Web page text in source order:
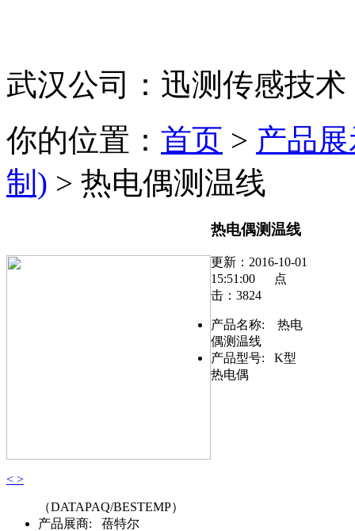
武汉公司：迅测传感技
你的位置： 首页 > 产品
制) > 热电偶测温线
< >
热电偶测温线
更新：2016-10-01
15:51:00 点
击：3824
产品名称:
热电
偶测温线
产品型号: K型
热电偶
（DATAPAQ/BESTEMP）
产品展商: 蓓特尔